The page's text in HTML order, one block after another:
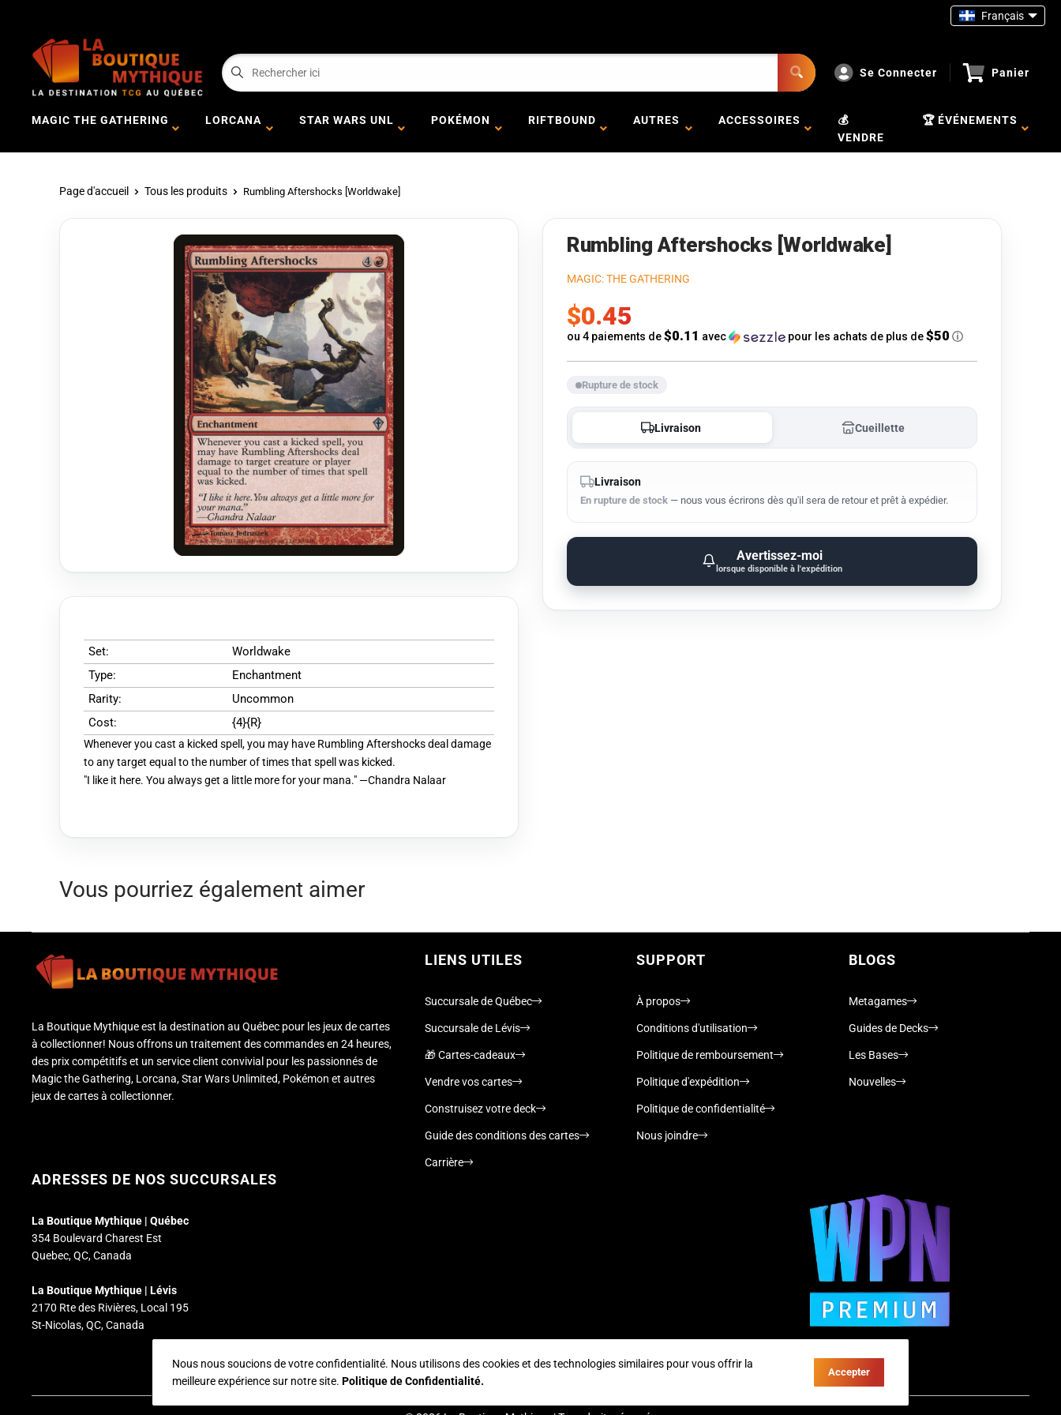
Français
Se Connecter Panier
MAGIC THE GATHERING LORCANA STAR WARS UNL POKÉMON RIFTBOUND AUTRES ACCESSOIRES
💰
VENDRE
🏆 ÉVÉNEMENTS
Page d'accueil Tous les produits Rumbling Aftershocks [Worldwake]
Rumbling Aftershocks [Worldwake]
MAGIC: THE GATHERING
Prix
de
vente
$0.45
ou 4 paiements de$0.11 avec pour les achats de plus de$50 ⓘ
Rupture de stock
Livraison Cueillette
Livraison
En rupture de stock — nous vous écrirons dès qu'il sera de retour et prêt à expédier.
Avertissez-moi
lorsque disponible à l'expédition
Set:
Worldwake
Type:
Enchantment
Rarity:
Uncommon
Cost:
{4}{R}
Whenever you cast a kicked spell, you may have Rumbling Aftershocks deal damage
to any target equal to the number of times that spell was kicked.
"I like it here. You always get a little more for your mana." —Chandra Nalaar
Vous pourriez également aimer
La Boutique Mythique est la destination au Québec pour les jeux de cartes
à collectionner! Nous offrons un traitement des commandes en 24 heures,
des prix compétitifs et un service client convivial pour les passionnés de
Magic the Gathering, Lorcana, Star Wars Unlimited, Pokémon et autres
jeux de cartes à collectionner.
LIENS UTILES
Succursale de Québec
Succursale de Lévis
🎁 Cartes-cadeaux
Vendre vos cartes
Construisez votre deck
Guide des conditions des cartes
Carrière
SUPPORT
À propos
Conditions d'utilisation
Politique de remboursement
Politique d'expédition
Politique de confidentialité
Nous joindre
BLOGS
Metagames
Guides de Decks
Les Bases
Nouvelles
ADRESSES DE NOS SUCCURSALES
La Boutique Mythique | Québec
354 Boulevard Charest Est
Quebec, QC, Canada
La Boutique Mythique | Lévis
2170 Rte des Rivières, Local 195
St-Nicolas, QC, Canada
Supported payment methods
Nous nous soucions de votre confidentialité. Nous utilisons des cookies et des technologies similaires pour vous offrir la
meilleure expérience sur notre site. Politique de Confidentialité.
Accepter